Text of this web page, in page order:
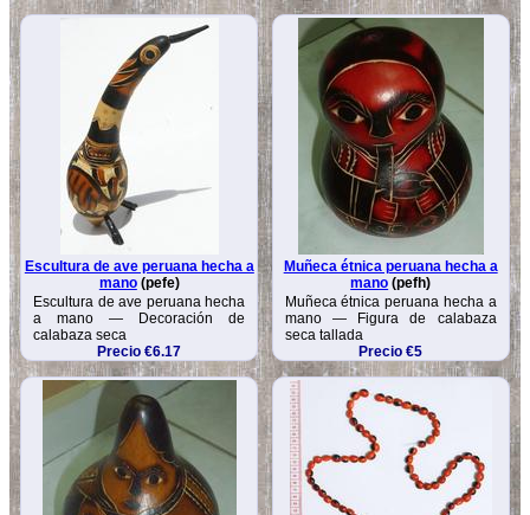
Escultura de ave peruana hecha a
mano(pefe)
Escultura de ave peruana hecha
a mano — Decoración de
calabaza seca
Precio €6.17
Muñeca étnica peruana hecha a
mano (pefh)
Muñeca étnica peruana hecha a
mano — Figura de calabaza
seca tallada
Precio €5